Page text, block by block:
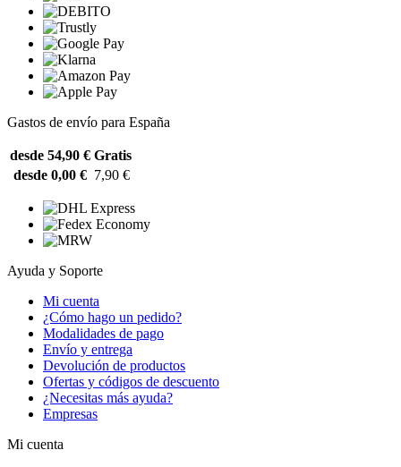
Gastos de envío para España
desde 54,90 € Gratis
desde 0,00 € 7,90 €
Ayuda y Soporte
Mi cuenta
¿Cómo hago un pedido?
Modalidades de pago
Envío y entrega
Devolución de productos
Ofertas y códigos de descuento
¿Necesitas más ayuda?
Empresas
Mi cuenta